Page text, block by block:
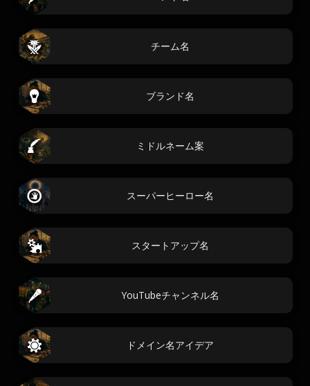
チーム名
ブランド名
ミドルネーム案
スーパーヒーロー名
スタートアップ名
YouTubeチャンネル名
ドメイン名アイデア